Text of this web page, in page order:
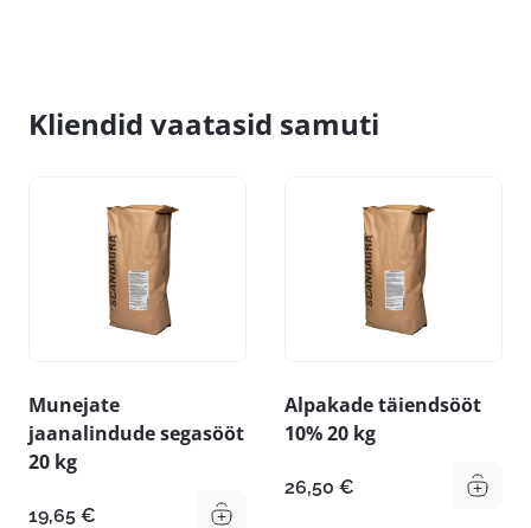
Kliendid vaatasid samuti
Munejate
jaanalindude segasööt
20 kg
19,65 €
Alpakade täiendsööt
10% 20 kg
26,50 €